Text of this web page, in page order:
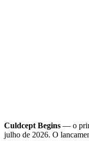
Culdcept Begins — o
julho de 2026. O